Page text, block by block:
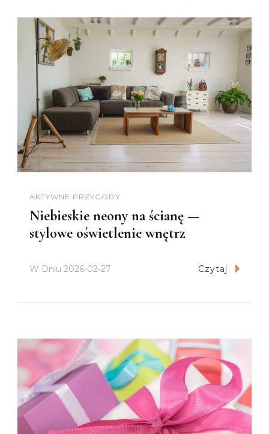
AKTYWNE PRZYGODY
Niebieskie neony na ścianę —
stylowe oświetlenie wnętrz
W Dniu 2026-02-27 Czytaj